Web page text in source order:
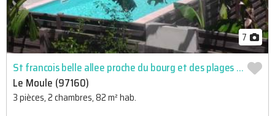
7
St francois belle allee proche du bourg et des plages maison mitoyenne t3/4 au sein d'une petite co ...
Le Moule (97160)
3 pièces, 2 chambres, 82 m² hab.